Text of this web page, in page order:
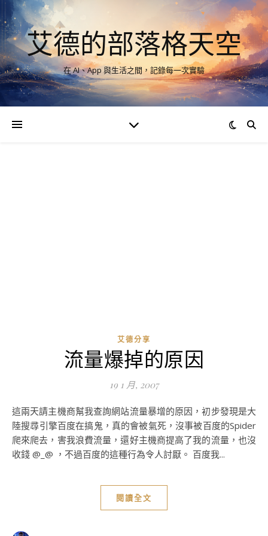
艾德的部落格天空
在 AI、App 與生活之間，記錄每一次實驗
艾德分享
流量爆掉的原因
19 1 月, 2007
這兩天請主機商幫我查詢網站流量暴增的原因，初步發現是大
陸搜尋引擎百度在搞鬼，真的會被氣死，沒事被百度的Spider
爬來爬去，害我浪費流量，還好主機商提高了我的流量，也沒
收錢 @_@ ，不過百度的這種行為令人討厭。 百度我...
閱讀全文